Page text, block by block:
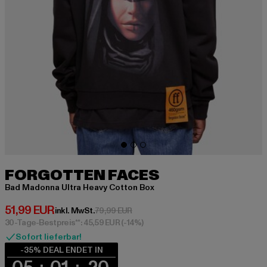
FORGOTTEN FACES
Bad Madonna Ultra Heavy Cotton Box
51,99 EUR
Derzeitiger Preis: 51,99 EUR
inkl. MwSt.79,99 EURAktionspreis: 79,99 EUR
30-Tage-Bestpreis**: 45,59 EUR(-14%)
Sofort lieferbar!
-35% DEAL ENDET IN